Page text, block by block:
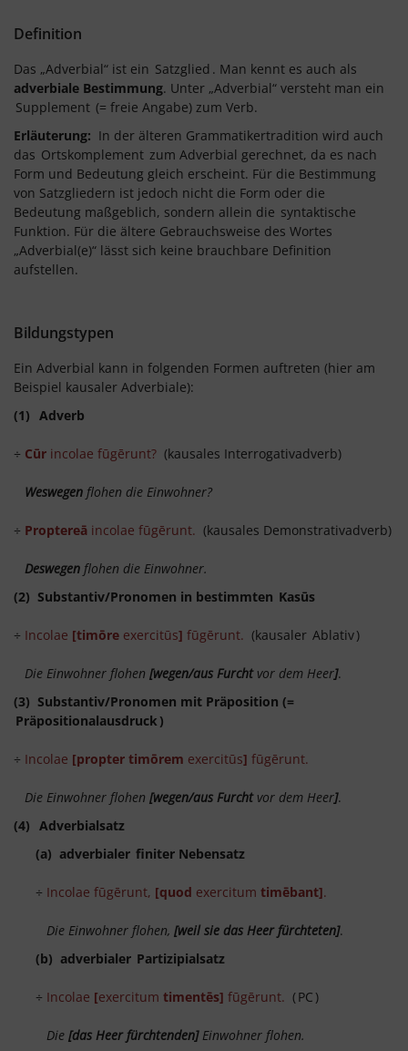
Definition
Das „Adverbial“ ist ein Satzglied . Man kennt es auch als
adverbiale Bestimmung. Unter „Adverbial“ versteht man ein
Supplement (= freie Angabe) zum Verb.
Erläuterung: In der älteren Grammatikertradition wird auch
das Ortskomplement zum Adverbial gerechnet, da es nach
Form und Bedeutung gleich erscheint. Für die Bestimmung
von Satzgliedern ist jedoch nicht die Form oder die
Bedeutung maßgeblich, sondern allein die syntaktische
Funktion. Für die ältere Gebrauchsweise des Wortes
„Adverbial(e)“ lässt sich keine brauchbare Definition
aufstellen.
Bildungstypen
Ein Adverbial kann in folgenden Formen auftreten (hier am
Beispiel kausaler Adverbiale):
(1) Adverb
÷ Cūr incolae fūgērunt? (kausales Interrogativadverb)
Weswegen flohen die Einwohner?
÷ Proptereā incolae fūgērunt. (kausales Demonstrativadverb)
Deswegen flohen die Einwohner.
(2) Substantiv/Pronomen in bestimmten Kasūs
÷ Incolae [timōre exercitūs] fūgērunt. (kausaler Ablativ)
Die Einwohner flohen [wegen/aus Furcht vor dem Heer].
(3) Substantiv/Pronomen mit Präposition (=
Präpositionalausdruck )
÷ Incolae [propter timōrem exercitūs] fūgērunt.
Die Einwohner flohen [wegen/aus Furcht vor dem Heer].
(4) Adverbialsatz
(a) adverbialer finiter Nebensatz
÷ Incolae fūgērunt, [quod exercitum timēbant].
Die Einwohner flohen, [weil sie das Heer fürchteten].
(b) adverbialer Partizipialsatz
÷ Incolae [exercitum timentēs] fūgērunt. (PC )
Die [das Heer fürchtenden]Einwohner flohen.